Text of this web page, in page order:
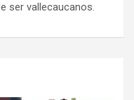
ser vallecaucanos.